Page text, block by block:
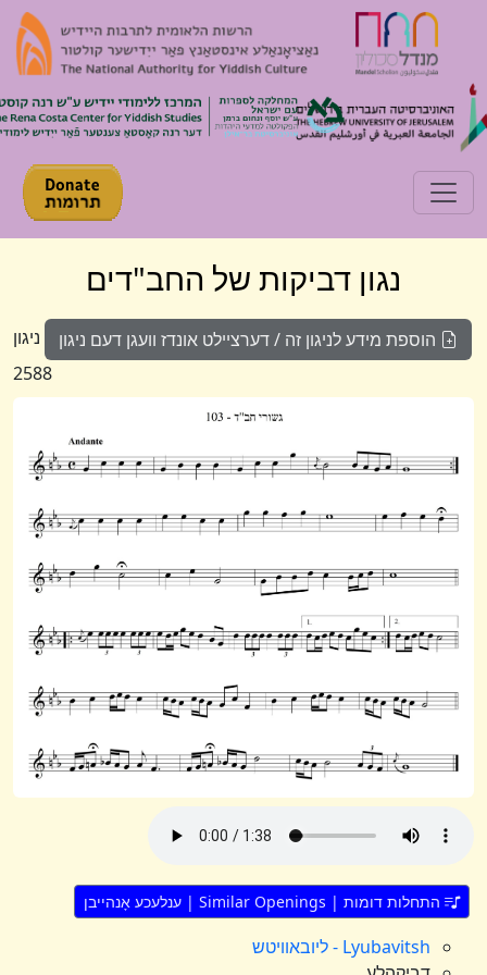
Toggle navigation
נגון דביקות של החב"דים
הוספת מידע לניגון זה / דערציילט אונדז וועגן דעם ניגון ניגון
2588
התחלות דומות | Similar Openings | ענלעכע אָנהייבן
Lyubavitsh - ליובאוויטש